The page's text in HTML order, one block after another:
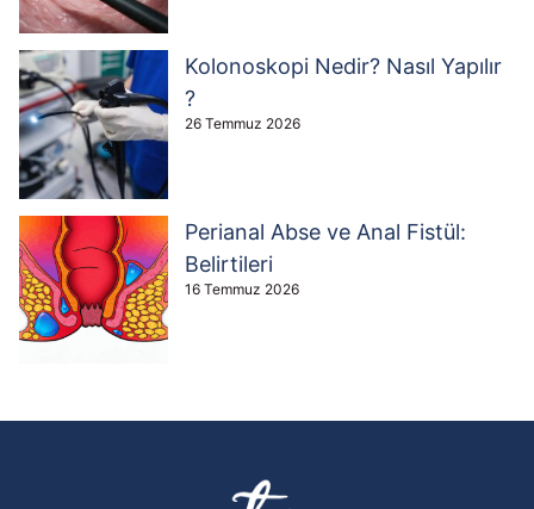
Kolonoskopi Nedir? Nasıl Yapılır
?
26 Temmuz 2026
Perianal Abse ve Anal Fistül:
Belirtileri
16 Temmuz 2026